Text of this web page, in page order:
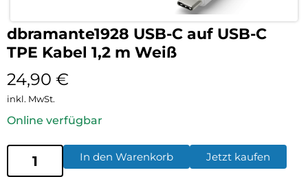
dbramante1928 USB-C auf USB-C
TPE Kabel 1,2 m Weiß
24,90 €
inkl. MwSt.
Online verfügbar
In den Warenkorb Jetzt kaufen